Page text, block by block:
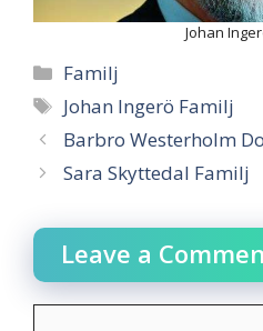
Johan
Categories
Familj
Tags
Johan Ingerö Familj
Barbro Westerholm
Sara Skyttedal Familj
Leave a